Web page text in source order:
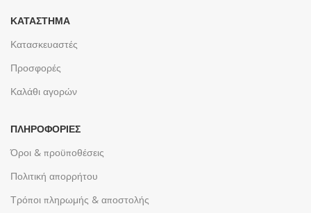
ΚΑΤΆΣΤΗΜΑ
Κατασκευαστές
Προσφορές
Καλάθι αγορών
ΠΛΗΡΟΦΟΡΊΕΣ
Όροι & προϋποθέσεις
Πολιτική απορρήτου
Τρόποι πληρωμής & αποστολής